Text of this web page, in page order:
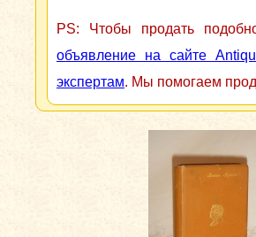
PS: Чтобы продать
объявление на сайте
экспертам. Мы помогаем